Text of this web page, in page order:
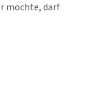
möchte, darf